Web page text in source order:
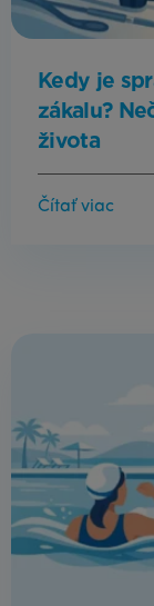
Kedy je
zákalu?
života
Čítať viac